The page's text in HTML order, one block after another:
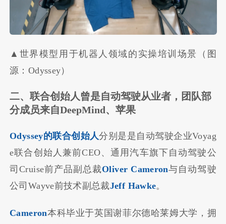
▲世界模型用于机器人领域的实操培训场景（图
源：Odyssey）
二、联合创始人曾是自动驾驶从业者，团队部
分成员来自DeepMind、苹果
Odyssey的联合创始人分别是是自动驾驶企业Voyag
e联合创始人兼前CEO、通用汽车旗下自动驾驶公
司Cruise前产品副总裁Oliver Cameron与自动驾驶
公司Wayve前技术副总裁Jeff Hawke。
Cameron本科毕业于英国谢菲尔德哈莱姆大学，拥